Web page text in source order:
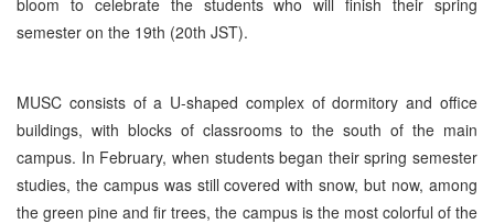
semester on the 19th (20th JST).
MUSC consists of a U-shaped complex of dormitory and office
buildings, with blocks of classrooms to the south of the main
campus. In February, when students began their spring semester
studies, the campus was still covered with snow, but now, among
the green pine and fir trees, the campus is the most colorful of the